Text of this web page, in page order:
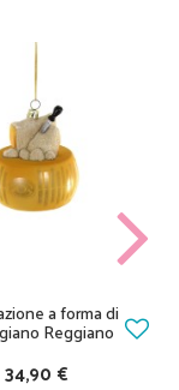
a forma di
Reggiano
34,90 €